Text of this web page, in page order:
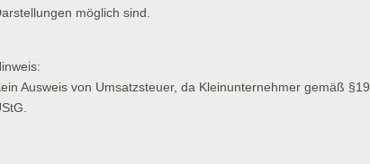
möglich sind.
Ausweis von Umsatzsteuer, da Kleinunternehmer gemäß §19